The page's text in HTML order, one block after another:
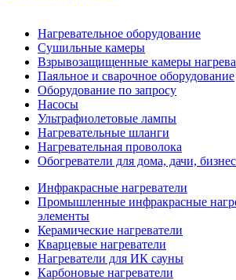
Нагревательное оборудование
Сушильные камеры
Взрывозащищенные камеры
Паяльное и сварочное оборудование
Оборудование по запросу
Насосы
Ультрафиолетовые лампы
Нагревательные шланги
Нагревательная проволока
Обогреватели для дома, дачи,
Инфракрасные нагреватели
Промышленные инфракрасные
элементы
Керамические нагреватели
Кварцевые нагреватели
Нагреватели для ИК сауны
Карбоновые нагреватели